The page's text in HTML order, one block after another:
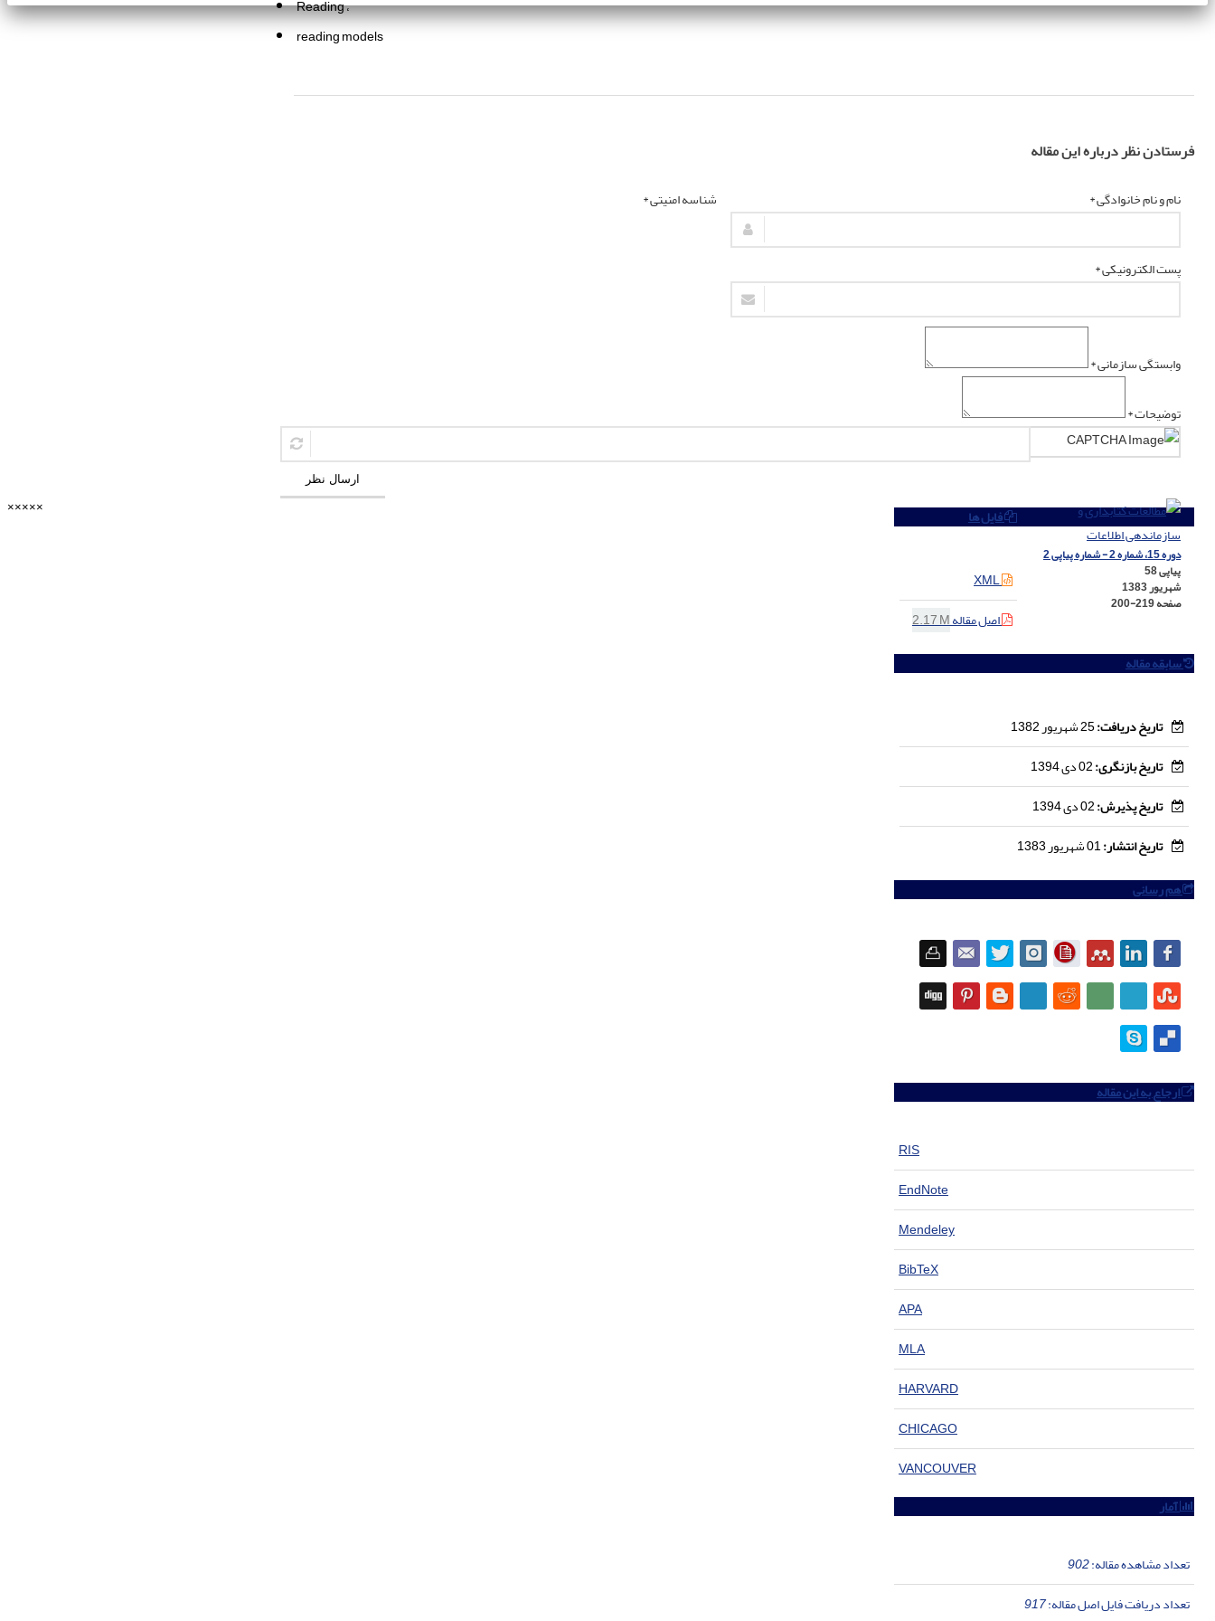
Reading
reading models
فرستادن نظر درباره این مقاله
نام و نام خانوادگی *
پست الکترونیکی *
وابستگی سازمانی *
توضیحات *
شناسه امنیتی *
ارسال نظر
دوره 15، شماره 2 - شماره پیاپی 2
پیاپی 58
شهریور 1383
صفحه200-219
فایل ها
XML
اصل مقاله2.17 M
سابقه مقاله
تاریخ دریافت:
تاریخ بازنگری:
تاریخ پذیرش:
تاریخ انتشار:
هم رسانی
ارجاع به این مقاله
RIS
EndNote
Mendeley
BibTeX
APA
MLA
HARVARD
CHICAGO
VANCOUVER
آمار
تعداد مشاهده مقاله:902
تعداد دریافت فایل اصل مقاله:917
×××××